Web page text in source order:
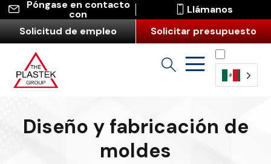
Póngase en contacto
con
Llámanos
Solicitud de empleo
Solicitar presupuesto
(América
Diseño y fabricación de
moldes